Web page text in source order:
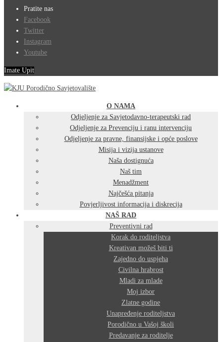
Pratite nas
Facebook
Twitter
Instagram
Youtube
Imate Upit
O NAMA
Odjeljenje za Savjetodavno-terapeutski rad
Odjeljenje za Prevenciju i ranu intervenciju
Odjeljenje za pravne, finansijske i opće poslove
Misija i vizija ustanove
Naša dostignuća
Naš tim
Menadžment
Najčešća pitanja
Povjerljivost informacija i diskrecija
NAŠ RAD
Preventivni rad
Korak do roditeljstva
Kreativan možeš biti ti
Zajedno do uspjeha
Civilna hrabrost
Mladi za mlade
Moj izbor
Zlatne godine
Unapređenje roditeljstva
Porodično u Vašoj školi
Predavanje za roditelje